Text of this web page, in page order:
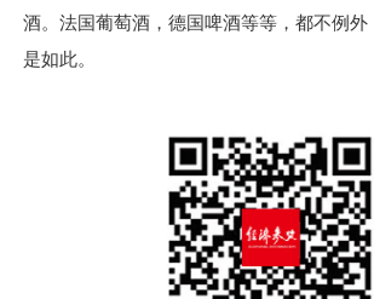
酒。法国葡萄酒，德国啤酒等等，都不例
是如此。